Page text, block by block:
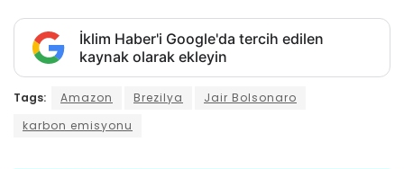
İklim Haber'i Google'da tercih edilen
kaynak olarak ekleyin
Tags: Amazon Brezilya
Jair Bolsonaro
karbon emisyonu